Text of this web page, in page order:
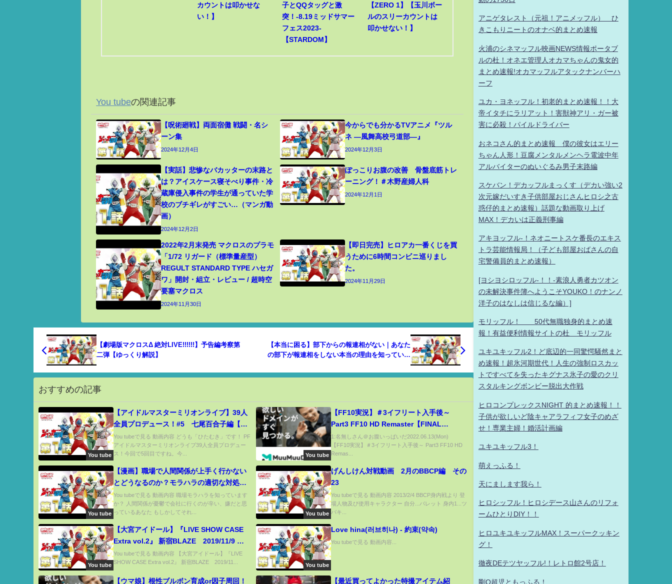
カウントは叩かせな
い！】
子とQQタッグと激
突！-8.19ミッドサマー
フェス2023-
【STARDOM】
【ZERO 1】【玉川ボー
ルのスリーカウントは
叩かせない！】
You tubeの関連記事
【呪術廻戦】両面宿儺 戦闘・名シ
ーン集
2024年12月4日
今からでも分かるTVアニメ『ツル
ネ ―風舞高校弓道部―』
2024年12月3日
【実話】悲惨なバカッターの末路と
は？アイスケース寝そべり事件・冷
蔵庫侵入事件の学生が通っていた学
校のブチギレがすごい…（マンガ動
画）
2024年12月2日
ぽっこりお腹の改善 骨盤底筋トレ
ーニング！＃木野産婦人科
2024年12月1日
2022年2月末発売 マクロスのプラモ
「1/72 リガード（標準量産型）
REGULT STANDARD TYPE ハセガ
ワ」開封・組立・レビュー / 超時空
要塞マクロス
2024年11月30日
【即日完売】ヒロアカ一番くじを買
うために6時間コンビニ巡りまし
た。
2024年11月29日
【劇場版マクロスΔ 絶対LIVE!!!!!!】予告編考察第
二弾【ゆっくり解説】
【本当に困る】部下からの報連相がない｜あなた
の部下が報連相をしない本当の理由を知っていま
おすすめの記事
You tube
【アイドルマスターミリオンライブ】39人
全員プロデュース！#5 七尾百合子編【ひ
たむきに6本目】
You tubeで見る 動画内容 どうも「ひたむき」です！ PF
アイドルマスターミリオンライブ39人全員プロデュー
ス！今回で5回目ですね。今...
You tube
【FF10実況】＃3イフリート入手後～
Part3 FF10 HD Remaster【FINAL
FANTASY X ファイナルファンタジーX】
1:名無しさん＠お腹いっぱいだ2022.06.13(Mon)
【FF10実況】＃3イフリート入手後～ Part3 FF10 HD
Remas...
You tube
【漫画】職場で人間関係が上手く行かない
とどうなるのか？モラハラの適切な対処法
とは【マンガ動画】
You tubeで見る 動画内容 職場モラハラを知っています
か？ 人間関係が憂鬱で会社に行くのが辛い、嫌だと思
っているあなた もしかしてそれ...
You tube
げんしけん対戦動画 2月のBBCP編 その
23
You tubeで見る 動画内容 2013/2/4 BBCP身内戦より 登
場人物及び使用キャラクター 自分...バレット 身内1...ツ
バキ...
You tube
【大宮アイドール】『LIVE SHOW CASE
Extra vol.2』 新宿BLAZE 2019/11/9 大
宮I☆DOLL新体制 初対バンLIVE出演
You tubeで見る 動画内容 【大宮アイドール】『LIVE
SHOW CASE Extra vol.2』 新宿BLAZE 2019/11...
You tube
Love hina(러브히나) - 約束(약속)
You tubeで見る 動画内容...
【ウマ娘】根性ブルボン育成or因子周回！ 【最近買ってよかった特撮アイテム紹
アニゲタレスト（元祖！アニメッフル） ひ
きこもりニートのオナベ的まとめ速報
火浦のシネマッフル映画NEWS情報ポータブ
ルの杜！オネエ管理人オカマちゃんの鬼女的
まとめ速報!オカマッフルアタックナンバーハ
ーフ
ユカ・ヨネッフル！初老的まとめ速報！！大
帝イタチにラリアット！害獣神アリ・ガー被
害に必殺！パイルドライバー
おネコさん的まとめ速報 僕の彼女はエリー
ちゃん人形！豆腐メンタルメンヘラ電波中年
アルバイターのぬいぐるみ男子末路編
スケバン！デカッフルまっくす（デカい強い2
次元嫁だいすき子供部屋おじさんヒロシ之古
惑仔的まとめ速報）話題な動画取り上げ
MAX！デカいは正義刑事編
アキヨッフル-！ネオニートスケ番長のエキス
トラ芸能情報局！（子ども部屋おばさんの自
宅警備員的まとめ速報）
[ヨシヨシロッフル-！！-素浪人勇者カツオン
の未解決事件簿へようこそYOUKO！のナンノ
洋子のはなしは信じるな編）]
モリッフル！ 50代無職独身的まとめ速
報！有益便利情報サイトの杜 モリッフル
ユキユキッフル2！ど底辺的一同驚愕騒然まと
め速報！超氷河期世代！人生の強制ロスカッ
トですべてを失ったキグナス氷子の愛のクリ
スタルキングボンビー脱出大作戦
ヒロコンプレックスNIGHT 的まとめ速報！！
子供が欲しいど陰キャアラフィフ女子のめざ
せ！専業主婦！婚活計画編
ユキユキッフル3！
萌えっふる！
天にまします我ら！
ヒロシッフル！ヒロシデース山さんのリフォ
ームひとりDIY！！
ヒロユキユキッフルMAX！スーパークッキン
グ！
徹夜DEテツヤッフル!！レトロ館2号店！
剛Q超児ともっふる！